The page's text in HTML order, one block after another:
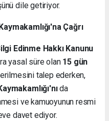
dile getiriyor.
Çağrı
Edinme Hakkı Kanunu
yasal süre olan 15 gün
talep ederken,
da
ve kamuoyunun resmi
davet ediyor.